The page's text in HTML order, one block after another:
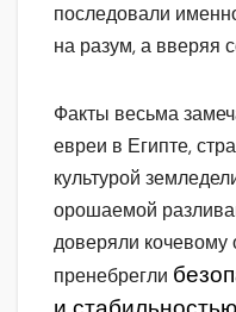
последовали
на разум, а вверяя
Факты весьма
евреи в Египте,
культурой
орошаемой
доверяли кочевому
пренебрегли